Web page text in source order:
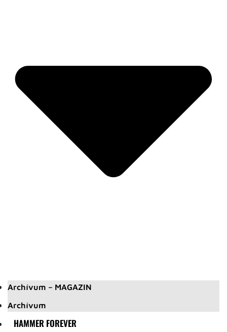
Archívum – MAGAZIN
Archívum
HAMMER FOREVER